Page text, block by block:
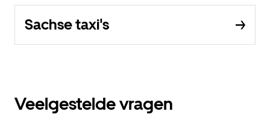
Sachse taxi's
Veelgestelde vragen